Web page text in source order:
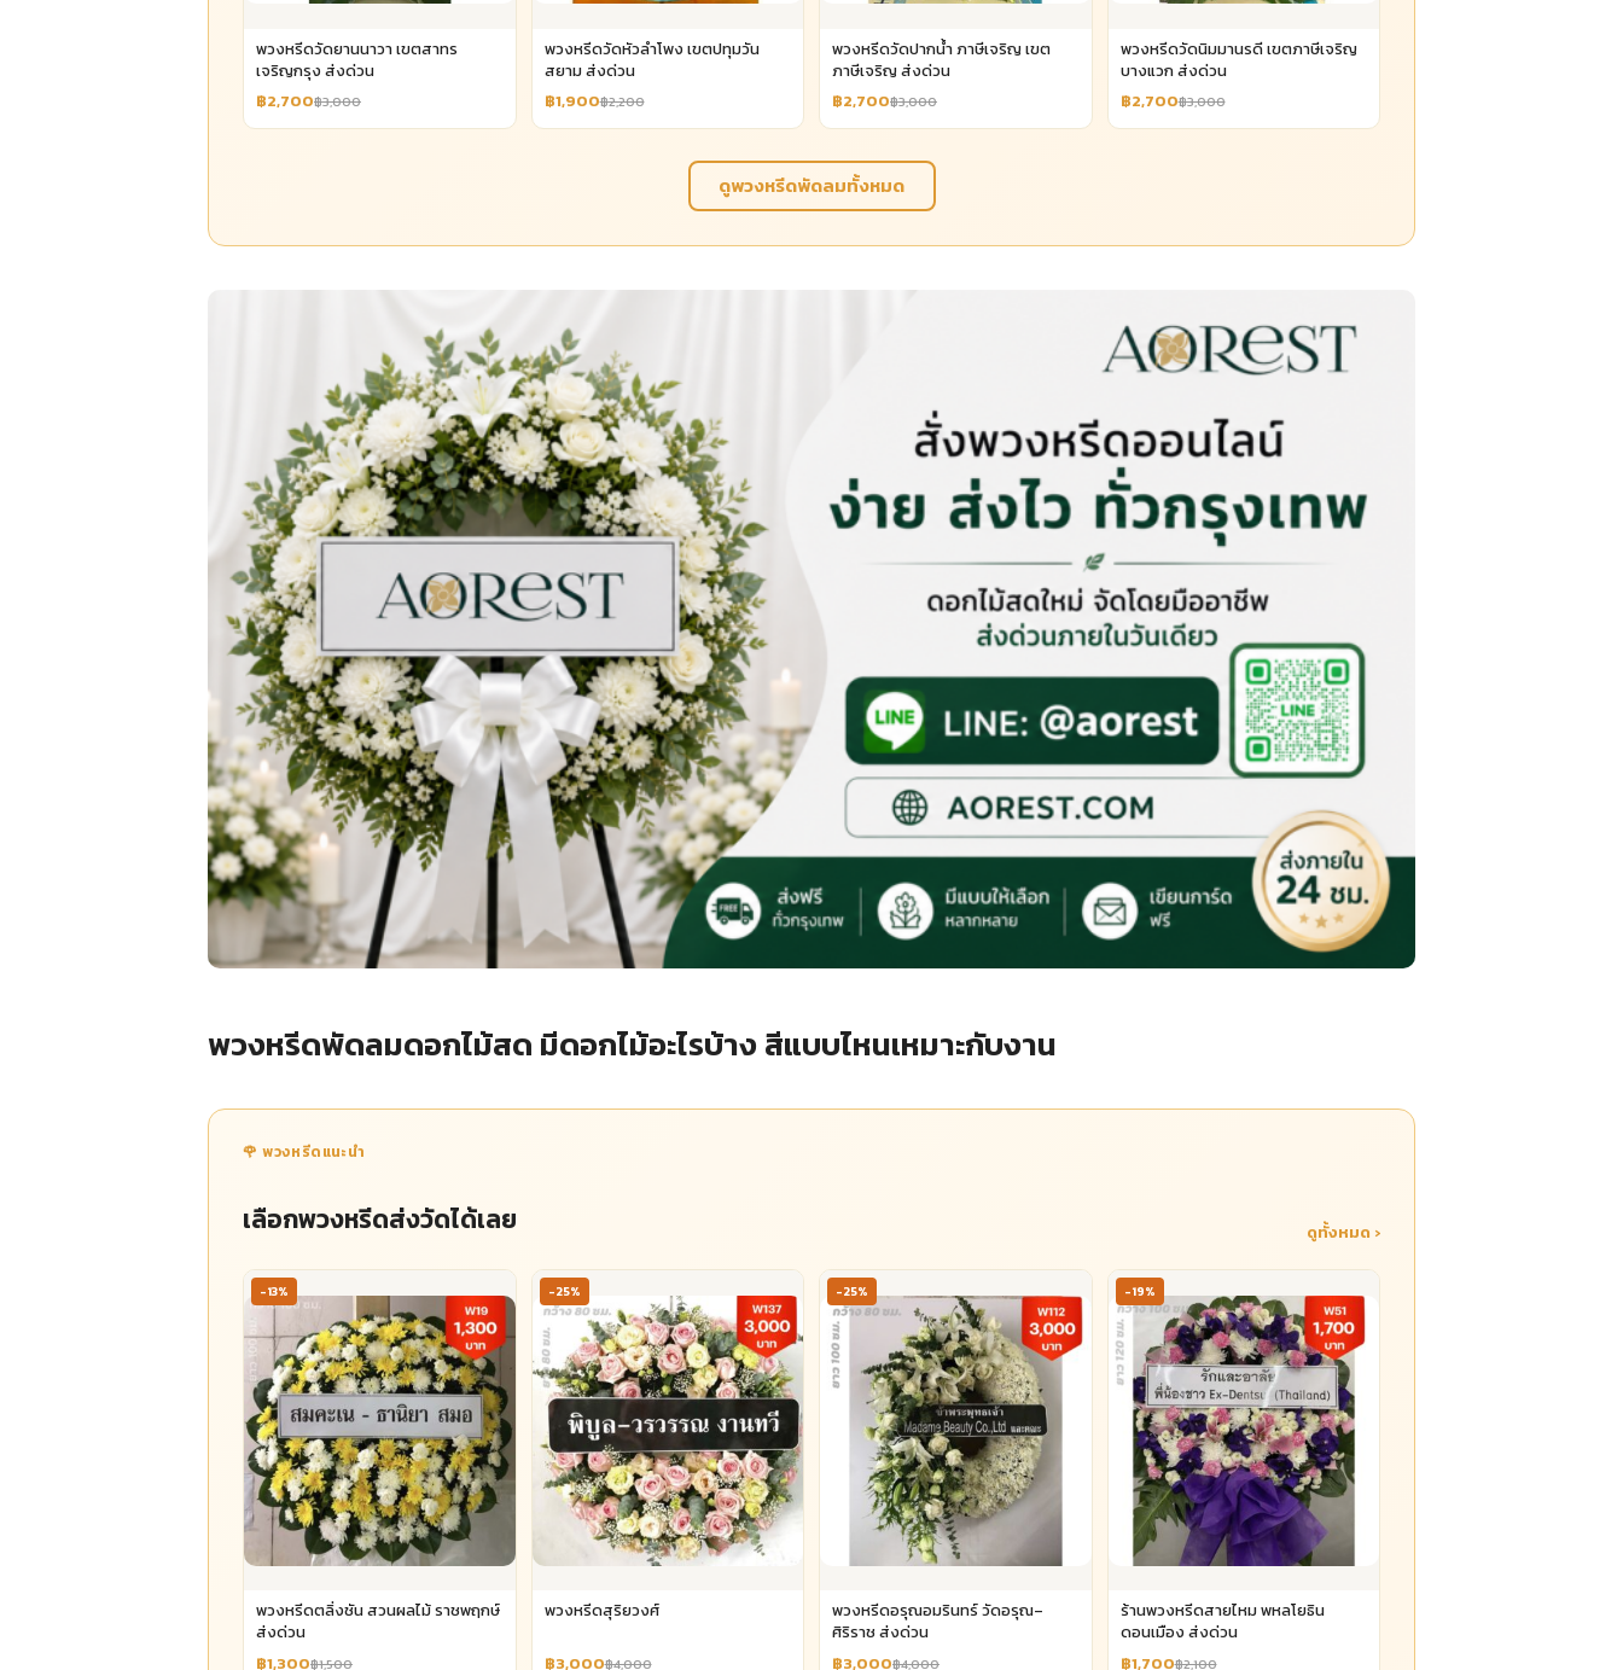
พวงหรีดวัดยานนาวา เขตสาทร
เจริญกรุง ส่งด่วน
฿2,700฿3,000
พวงหรีดวัดหัวลำโพง เขตปทุมวัน
สยาม ส่งด่วน
฿1,900฿2,200
พวงหรีดวัดปากน้ำ ภาษีเจริญ เขต
ภาษีเจริญ ส่งด่วน
฿2,700฿3,000
พวงหรีดวัดนิมมานรดี เขตภาษีเจริญ
บางแวก ส่งด่วน
฿2,700฿3,000
ดูพวงหรีดพัดลมทั้งหมด
พวงหรีดพัดลมดอกไม้สด มีดอกไม้อะไรบ้าง สีแบบไหนเหมาะกับงาน
🌹 พวงหรีดแนะนำ
เลือกพวงหรีดส่งวัดได้เลย ดูทั้งหมด ›
-13%
พวงหรีดตลิ่งชัน สวนผลไม้ ราชพฤกษ์
ส่งด่วน
฿1,300฿1,500
-25%
พวงหรีดสุริยวงศ์
฿3,000฿4,000
-25%
พวงหรีดอรุณอมรินทร์ วัดอรุณ–
ศิริราช ส่งด่วน
฿3,000฿4,000
-19%
ร้านพวงหรีดสายไหม พหลโยธิน
ดอนเมือง ส่งด่วน
฿1,700฿2,100